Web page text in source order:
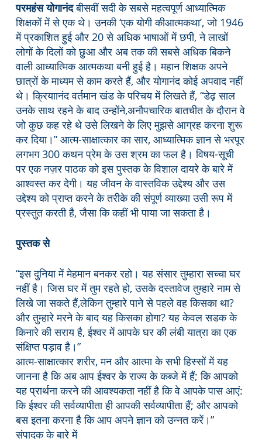
परमहंस योगानंदबीसवीं सदी के सबसे महत्वपूर्ण आध्यात्मिक
शिक्षकों में से एक थे। उनकी ‘एक योगी कीआत्मकथा’, जो 1946
में प्रकाशित हुई और 20 से अधिक भाषाओं में छपी, ने लाखों
लोगों के दिलों को छुआ और अब तक की सबसे अधिक बिकने
वाली आध्यात्मिक आत्मकथा बनी हुई है। महान शिक्षक अपने
छात्रों के माध्यम से काम करते हैं, और योगानंद कोई अपवाद नहीं
थे। क्रियाानंद वर्तमान खंड के परिचय में लिखते हैं, “डेढ़ साल
उनके साथ रहने के बाद उन्होंने,अनौपचारिक बातचीत के दौरान वे
जो कुछ कह रहे थे उसे लिखने के लिए मुझसे आग्रह करना शुरू
कर दिया।” आत्म-साक्षात्कार का सार, आध्यात्मिक ज्ञान से भरपूर
लगभग 300 कथन प्रेम के उस श्रम का फल है। विषय-सूची
पर एक नज़र पाठक को इस पुस्तक के विशाल दायरे के बारे में
आश्वस्त कर देगी। यह जीवन के वास्तविक उद्देश्य और उस
उद्देश्य को प्राप्त करने के तरीके की संपूर्ण व्याख्या उसी रूप में
प्रस्तुत करती है, जैसा कि कहीं भी पाया जा सकता है।
पुस्तक से
“इस दुनिया में मेहमान बनकर रहो। यह संसार तुम्हारा सच्चा घर
नहीं है। जिस घर में तुम रहते हो, उसके दस्तावेज तुम्हारे नाम से
लिखे जा सकते हैं,लेकिन तुम्हारे पाने से पहले वह किसका था?
और तुम्हारे मरने के बाद यह किसका होगा? यह केवल सडक के
किनारे की सराय है, ईश्वर में आपके घर की लंबी यात्रा का एक
संक्षिप्त पड़ाव है।”
आत्म-साक्षात्कार शरीर, मन और आत्मा के सभी हिस्सों में यह
जानना है कि अब आप ईश्वर के राज्य के कब्जे में हैं; कि आपको
यह प्रार्थना करने की आवश्यकता नहीं है कि वे आपके पास आएं:
कि ईश्वर की सर्वव्यापीता ही आपकी सर्वव्यापीता हैं; और आपको
बस इतना करना है कि आप अपने ज्ञान को उन्नत करें।”
संपादक के बारे में